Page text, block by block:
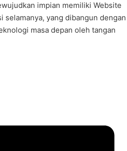
impian memiliki Website
selamanya, yang dibangun dengan
masa depan oleh tangan